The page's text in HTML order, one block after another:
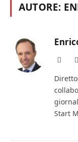
AUTORE:
Start